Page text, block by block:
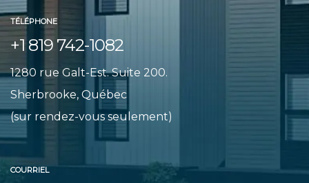
TÉLÉPHONE
+1 819 742-1082
1280 rue Galt-Est. Suite 200.
Sherbrooke, Québec
(sur rendez-vous seulement)
COURRIEL